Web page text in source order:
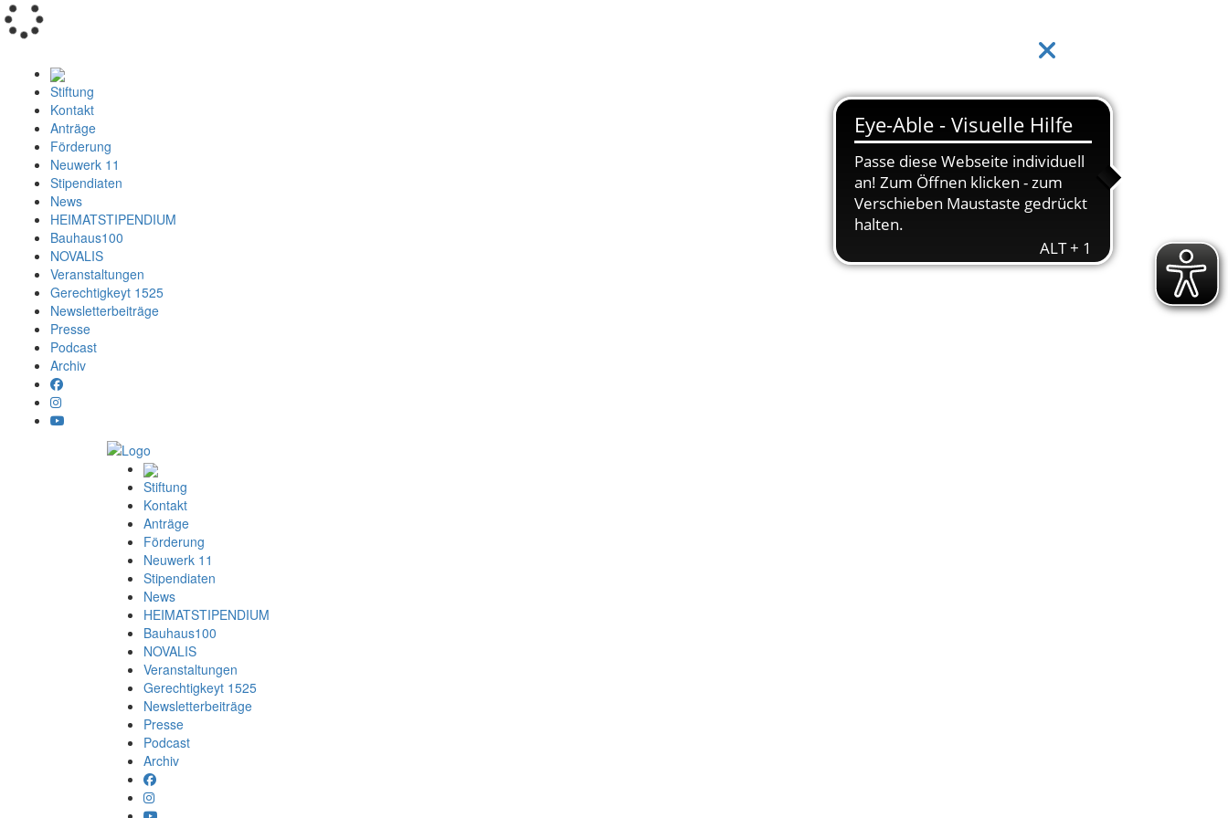
Stiftung
Kontakt
Anträge
Förderung
Neuwerk 11
Stipendiaten
News
HEIMATSTIPENDIUM
Bauhaus100
NOVALIS
Veranstaltungen
Gerechtigkeyt 1525
Newsletterbeiträge
Presse
Podcast
Archiv
Stiftung
Kontakt
Anträge
Förderung
Neuwerk 11
Stipendiaten
News
HEIMATSTIPENDIUM
Bauhaus100
NOVALIS
Veranstaltungen
Gerechtigkeyt 1525
Newsletterbeiträge
Presse
Podcast
Archiv